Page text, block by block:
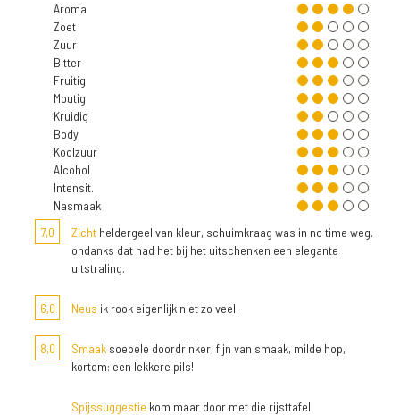
Aroma
Zoet
Zuur
Bitter
Fruitig
Moutig
Kruidig
Body
Koolzuur
Alcohol
Intensit.
Nasmaak
7,0
Zicht heldergeel van kleur, schuimkraag was in no time weg.
ondanks dat had het bij het uitschenken een elegante
uitstraling.
6,0 Neus ik rook eigenlijk niet zo veel.
8,0 Smaak soepele doordrinker, fijn van smaak, milde hop,
kortom: een lekkere pils!
Spijssuggestie kom maar door met die rijsttafel